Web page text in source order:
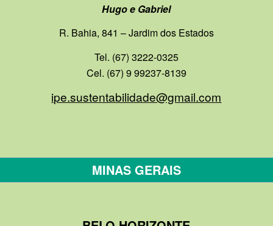
Hugo e Gabriel
R. Bahia, 841 – Jardim dos Estados
Tel. (67) 3222-0325
Cel. (67) 9 99237-8139
ipe.sustentabilidade@gmail.com
MINAS GERAIS